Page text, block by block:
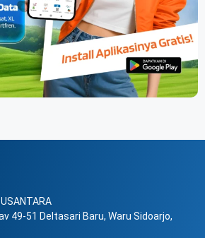
49-51 Deltasari Baru, Waru Sidoarjo,